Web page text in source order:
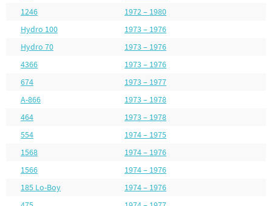
1246
1972 – 1980
Hydro 100
1973 – 1976
Hydro 70
1973 – 1976
4366
1973 – 1976
674
1973 – 1977
A-866
1973 – 1978
464
1973 – 1978
554
1974 – 1975
1568
1974 – 1976
1566
1974 – 1976
185 Lo-Boy
1974 – 1976